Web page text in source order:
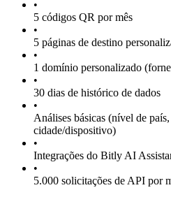
•
5 códigos QR por mês
•
5 páginas de destino
•
1 domínio personalizado
•
30 dias de histórico de dados
•
Análises básicas (nível de
cidade/dispositivo)
•
Integrações do Bitly AI
•
5.000 solicitações de API por